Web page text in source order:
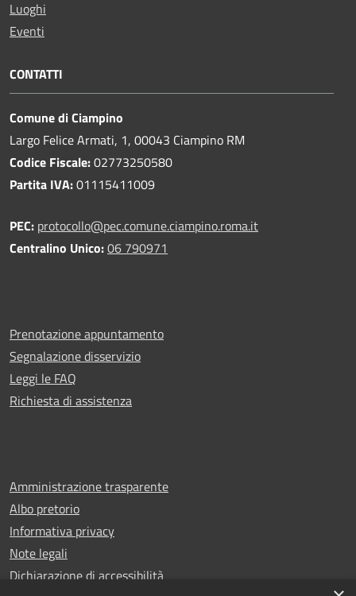
Luoghi
Eventi
CONTATTI
Comune di Ciampino
Largo Felice Armati, 1, 00043 Ciampino RM
Codice Fiscale:02773250580
Partita IVA:01115411009
PEC: protocollo@pec.comune.ciampino.roma.it
Centralino Unico:06 790971
Prenotazione appuntamento
Segnalazione disservizio
Leggi le FAQ
Richiesta di assistenza
Amministrazione trasparente
Albo pretorio
Informativa privacy
Note legali
Dichiarazione di accessibilità